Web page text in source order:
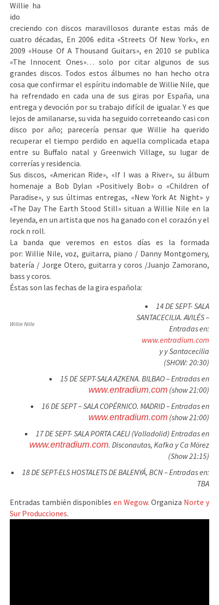
Willie ha
ido
creciendo con discos maravillosos durante estas más de
cuatro décadas, En 2006 edita «Streets Of New York», en
2009 «House Of A Thousand Guitars», en 2010 se publica
«The Innocent Ones»… solo por citar algunos de sus
grandes discos. Todos estos álbumes no han hecho otra
cosa que confirmar el espíritu indomable de Willie Nile, que
ha refrendado en cada una de sus giras por España, una
entrega y devoción por su trabajo difícil de igualar. Y es que
lejos de amilanarse, su vida ha seguido correteando casi con
disco por año; parecería pensar que Willie ha querido
recuperar el tiempo perdido en aquella complicada etapa
entre su Buffalo natal y Greenwich Village, su lugar de
correrías y residencia.
Sus discos, «American Ride», «If I was a River», su álbum
homenaje a Bob Dylan «Positively Bob» o «Children of
Paradise», y sus últimas entregas, «New York At Night» y
«The Day The Earth Stood Still» situan a Willie Nile en la
leyenda, en un artista que nos ha ganado con el corazón y el
rock n roll.
La banda que veremos en estos días es la formada
por: Willie Nile, voz, guitarra, piano / Danny Montgomery,
batería / Jorge Otero, guitarra y coros /Juanjo Zamorano,
bass y coros.
Éstas son las fechas de la gira española:
Willie Nille
14 DE SEPT- SALA
SANTACECILIA. AVILÉS –
Entradas en:
www.entradium.com
y y Santacecilia
(SHOW: 20:30)
15 DE SEPT-SALA AZKENA. BILBAO – Entradas en
www.entradium.com (show 21:00)
16 DE SEPT – SALA COPÉRNICO. MADRID – Entradas en
www.entradium.com (show 21:00)
17 DE SEPT- SALA PORTA CAELI (Valladolid) Entradas en
www.entradium.com. Disconautas, Kafka y Ca Mörez
(Show 21:15)
18 DE SEPT-ELS HOSTALETS DE BALENYÁ, BCN – Entradas en:
TBA
Entradas también disponibles en Wegow. Organiza Norte y
Sur Producciones.